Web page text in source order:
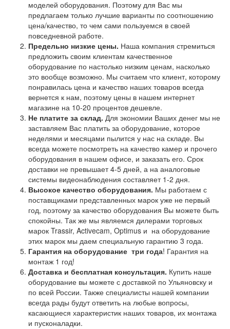
моделей оборудования. Поэтому для Вас мы
предлагаем только лучшие варианты по соотношению
цена/качество, то чем сами пользуемся в своей
повседневной работе.
Предельно низкие цены. Наша компания стремиться
предложить своим клиентам качественное
оборудование по настолько низким ценам, насколько
это вообще возможно. Мы считаем что клиент, которому
понравилась цена и качество наших товаров всегда
вернется к нам, поэтому цены в нашем интернет
магазине на 10-20 процентов дешевле.
Не платите за склад. Для экономии Ваших денег мы не
заставляем Вас платить за оборудование, которое
неделями и месяцами пылится у нас на складе. Вы
всегда можете посмотреть на качество камер и прочего
оборудования в нашем офисе, и заказать его. Срок
доставки не превышает 4-5 дней, а на аналоговые
системы видеонаблюдения составляет 1-2 дня.
Высокое качество оборудования. Мы работаем с
поставщиками представленных марок уже не первый
год, поэтому за качество оборудования Вы можете быть
спокойны. Так же мы являемся дилерами торговых
марок Trassir, Activecam, Optimus и на оборудование
этих марок мы даем специальную гарантию 3 года.
Гарантия на оборудование три года! Гарантия на
монтаж 1 год!
Доставка и бесплатная консультация. Купить наше
оборудование вы можете с доставкой по Ульяновску и
по всей России. Также специалисты нашей компании
всегда рады будут ответить на любые вопросы,
касающиеся характеристик наших товаров, их монтажа
и пусконаладки.